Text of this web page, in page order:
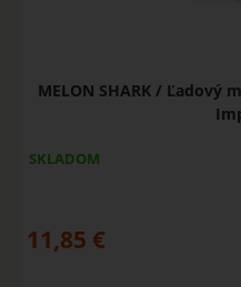
MELON SHARK / Ľadový
SKLADOM
11,85 €